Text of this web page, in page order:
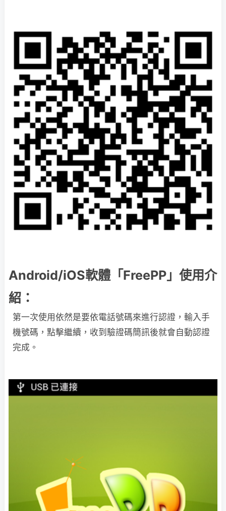
Android/iOS軟體「FreePP」使用介
紹：
第一次使用依然是要依電話號碼來進行認證，輸入手
機號碼，點擊繼續，收到驗證碼簡訊後就會自動認證
完成。